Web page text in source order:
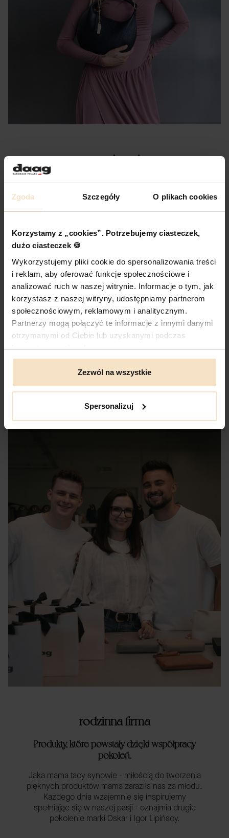
Zgoda Szczegóły O plikach cookies
Korzystamy z „cookies”. Potrzebujemy ciasteczek,
dużo ciasteczek 🍪
Wykorzystujemy pliki cookie do spersonalizowania treści
i reklam, aby oferować funkcje społecznościowe i
analizować ruch w naszej witrynie. Informacje o tym, jak
korzystasz z naszej witryny, udostępniamy partnerom
społecznościowym, reklamowym i analitycznym.
Partnerzy mogą połączyć te informacje z innymi danymi
otrzymanymi od Ciebie lub uzyskanymi podczas
korzystania z ich usług.
Zezwól na wszystkie
Spersonalizuj
poznajmy się
POLSKIE RĘKODZIEŁO Z LUBLINA
Produkty, które pokochały tysiące takich osób jak
Ty. Torebki szyte z pasją w rodzinnej firmie
DOŁĄCZ DO RODZINY DAAG
już ponad 100 000 klientek zaufało
daag
SPRAWDŹ OPINIE
rodzinna firma
Produkty, które powstały dzięki współpracy
pokoleń.
Jaka mama tacy synowie - miłością do tworzenia
pięknych produktów mama zaraziła nas za młodu.
Każdego dnia wzajemnie się inspirujemy
spełniając się w naszej pasji - oznajmia drugie
pokolenie marki Oskar i Igor Lipińscy.